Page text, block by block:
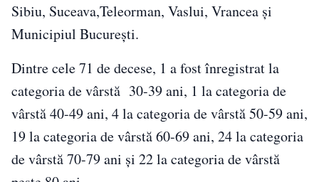
Sibiu, Suceava,Teleorman, Vaslui, Vrancea și
Municipiul București.
Dintre cele 71 de decese, 1 a fost înregistrat la
categoria de vârstă 30-39 ani, 1 la categoria de
vârstă 40-49 ani, 4 la categoria de vârstă 50-59 ani,
19 la categoria de vârstă 60-69 ani, 24 la categoria
de vârstă 70-79 ani și 22 la categoria de vârstă